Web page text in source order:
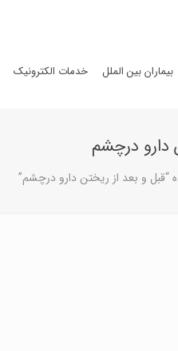
بیماران بین الملل خدمات الکترونیک
دارو درچشم
و بعد از ریختن دارو درچشم”